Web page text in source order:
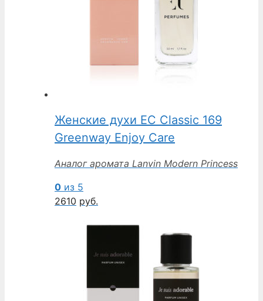
Женские духи EC Classic 169
Greenway Enjoy Care
Аналог аромата Lanvin Modern Princess
0 из 5
2610 руб.